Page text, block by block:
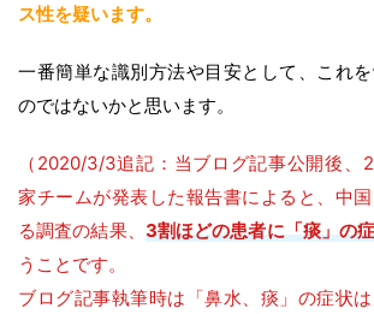
ス性を疑います。
一番簡単な識別方法や目安として、これ
のではないかと思います。
（2020/3/3追記：当ブログ記事公開後、
家チームが発表した報告書によると、中
る調査の結果、 3割ほどの患者に「痰」の
うことです。
ブログ記事執筆時は「鼻水、痰」の症状